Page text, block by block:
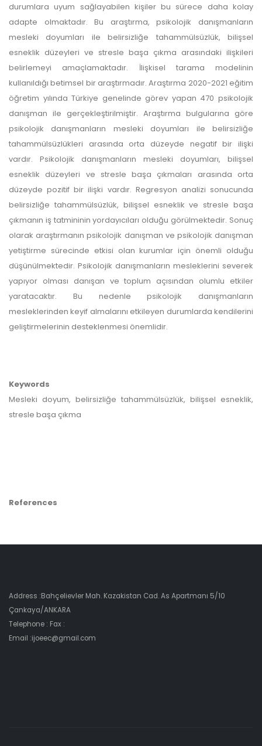
durumlara uyum sağlayabilen kişiler bu sürece daha kolay
adapte olmaktadır. Bu araştırma, psikolojik danışmanların
mesleki doyumları ile belirsizliğe tahammülsüzlük, bilişsel
esneklik düzeyleri ve stresle başa çıkma arasındaki ilişkileri
belirlemeyi amaçlamaktadır. İlişkisel tarama modelinin
kullanıldığı betimsel bir araştırmadır. Araştırma 2020-2021 eğitim
öğretim yılında Türkiye genelinde görev yapan 470 psikolojik
danışman ile gerçekleştirilmiştir. Araştırma bulgularına göre
psikolojik danışmanların mesleki doyumları ile belirsizliğe
tahammülsüzlükleri arasında orta düzeyde negatif bir ilişki
vardır. Psikolojik danışmanların mesleki doyumları, bilişsel
esneklik düzeyleri ve stresle başa çıkmaları arasında orta
düzeyde pozitif bir ilişki vardır. Regresyon analizi sonucunda
belirsizliğe tahammülsüzlük, bilişsel esneklik ve stresle başa
çıkmanın iş tatmininin yordayıcıları olduğu görülmektedir. Sonuç
olarak araştırmanın psikolojik danışman ve psikolojik danışman
yetiştirme sürecinde etkisi olan kurumlar için önemli olduğu
düşünülmektedir. Psikolojik danışmanların mesleklerini severek
yapıyor olması danışan ve toplum açısından olumlu etkiler
yaratacaktır. Bu nedenle psikolojik danışmanların
mesleklerinden keyif almalarını etkileyen durumlarda kendilerini
geliştirmelerinin desteklenmesi önemlidir.
Keywords
Mesleki doyum, belirsizliğe tahammülsüzlük, bilişsel esneklik,
stresle başa çıkma
References
Address :Bahçelievler Mah. Kazakistan Cad. As Apartmanı 5/10
Çankaya/ANKARA
Telephone : Fax :
Email :ijoeec@gmail.com